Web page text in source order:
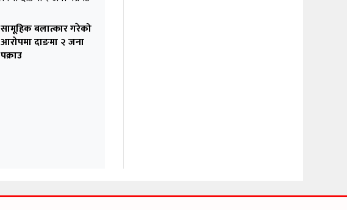
सामूहिक बलात्कार गरेको
आरोपमा दाङमा २ जना
पक्राउ